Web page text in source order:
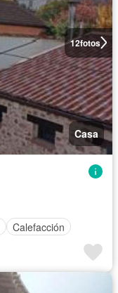
12fotos
Casa
Calefacción